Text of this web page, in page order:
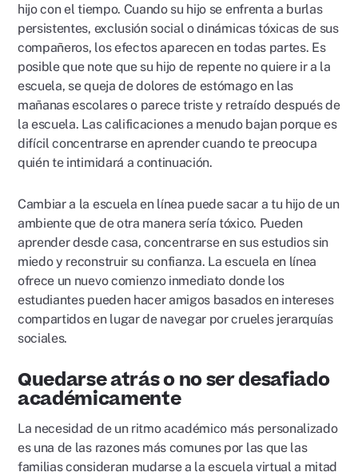
hijo con el tiempo. Cuando su hijo se enfrenta a burlas
persistentes, exclusión social o dinámicas tóxicas de sus
compañeros, los efectos aparecen en todas partes. Es
posible que note que su hijo de repente no quiere ir a la
escuela, se queja de dolores de estómago en las
mañanas escolares o parece triste y retraído después de
la escuela. Las calificaciones a menudo bajan porque es
difícil concentrarse en aprender cuando te preocupa
quién te intimidará a continuación.
Cambiar a la escuela en línea puede sacar a tu hijo de un
ambiente que de otra manera sería tóxico. Pueden
aprender desde casa, concentrarse en sus estudios sin
miedo y reconstruir su confianza. La escuela en línea
ofrece un nuevo comienzo inmediato donde los
estudiantes pueden hacer amigos basados en intereses
compartidos en lugar de navegar por crueles jerarquías
sociales.
Quedarse atrás o no ser desafiado
académicamente
La necesidad de un ritmo académico más personalizado
es una de las razones más comunes por las que las
familias consideran mudarse a la escuela virtual a mitad